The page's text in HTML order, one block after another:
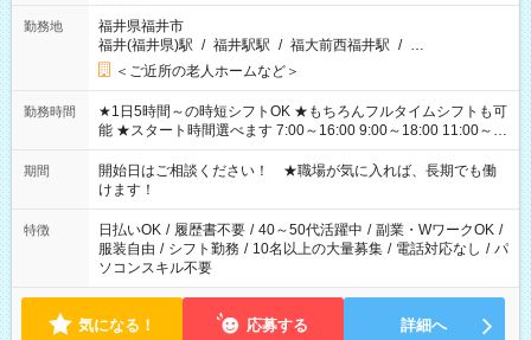
勤務地
福井県福井市
福井(福井県)駅 / 福井駅駅 / 福大前西福井駅 / …
＜ご近所の老人ホームなど＞
勤務時間
★1日5時間～の時短シフトOK ★もちろんフルタイムシフトも可
能 ★スタート時間選べます 7:00～16:00 9:00～18:00 11:00～
20:00 など 残業なし！ ※Wワークの場合、他のお仕事と合わせ
週40時間超の就業はご案内できません ※法令に基づき、週20時
間以上勤務は社会保険への加入対象となります ※労働者派遣法
（日雇い派遣の原則禁止）により、短時間・短期間の就業はご
案内が難しい場合があります
期間
開始日はご相談ください！ ★職場が気に入れば、長期でも働
けます！
特徴 日払いOK / 履歴書不要 / 40～50代活躍中 / 副業・WワークOK /
服装自由 / シフト勤務 / 10名以上の大量募集 / 電話対応なし / パ
ソコンスキル不要
気になる！ 応募する 詳細へ